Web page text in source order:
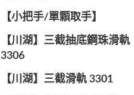
【小把手/單顆取手】
【川湖】三截抽底鋼珠滑軌
3306
【川湖】三截滑軌 3301